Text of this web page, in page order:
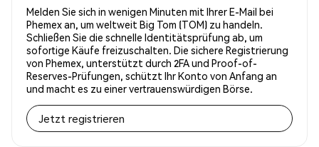
Melden Sie sich in wenigen Minuten mit Ihrer E-Mail bei
Phemex an, um weltweit Big Tom (TOM) zu handeln.
Schließen Sie die schnelle Identitätsprüfung ab, um
sofortige Käufe freizuschalten. Die sichere Registrierung
von Phemex, unterstützt durch 2FA und Proof-of-
Reserves-Prüfungen, schützt Ihr Konto von Anfang an
und macht es zu einer vertrauenswürdigen Börse.
Jetzt registrieren